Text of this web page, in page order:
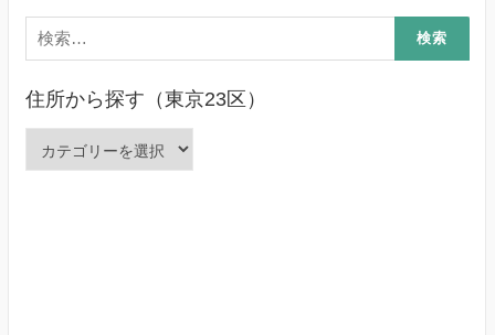
検
索:
住所から探す（東京23区）